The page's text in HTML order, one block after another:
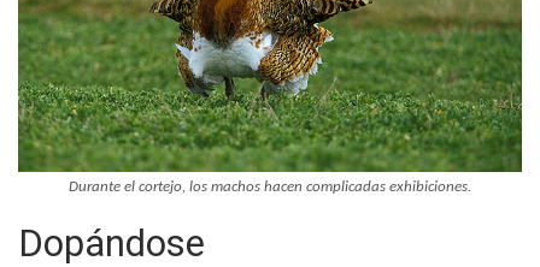
Durante el cortejo, los machos hacen complicadas exhibiciones.
Dopándose